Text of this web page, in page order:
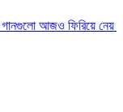
আজও ফিরিয়ে নেয় এন্ড্রু